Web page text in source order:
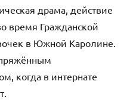
драма, действие
время Гражданской
в Южной Каролине.
когда в интернате